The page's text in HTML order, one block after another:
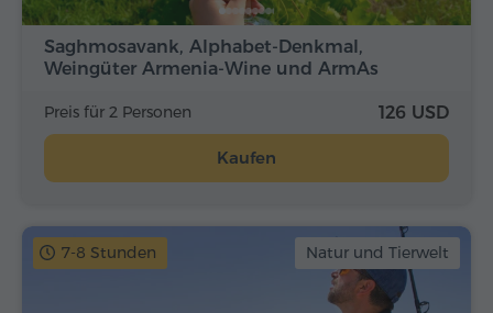
Saghmosavank, Alphabet-Denkmal,
Weingüter Armenia-Wine und ArmAs
Preis für 2 Personen 126 USD
Kaufen
7-8 Stunden Natur und Tierwelt